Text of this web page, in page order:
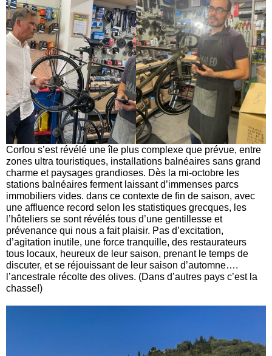
Corfou s’est révélé une île plus complexe que prévue, entre
zones ultra touristiques, installations balnéaires sans grand
charme et paysages grandioses. Dès la mi-octobre les
stations balnéaires ferment laissant d’immenses parcs
immobiliers vides. dans ce contexte de fin de saison, avec
une affluence record selon les statistiques grecques, les
l’hôteliers se sont révélés tous d’une gentillesse et
prévenance qui nous a fait plaisir. Pas d’excitation,
d’agitation inutile, une force tranquille, des restaurateurs
tous locaux, heureux de leur saison, prenant le temps de
discuter, et se réjouissant de leur saison d’automne….
l’ancestrale récolte des olives. (Dans d’autres pays c’est la
chasse!)